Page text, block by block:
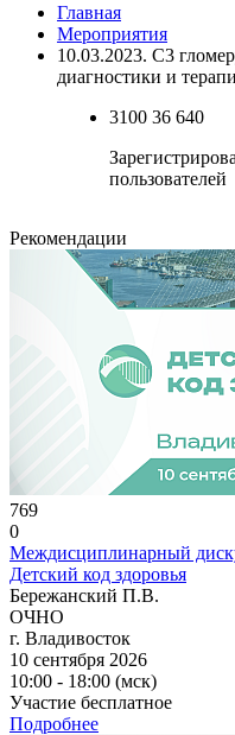
Главная
Мероприятия
10.03.2023. С3
диагностики и
3100 36 640
пользователей
Рекомендации
769
0
Междисциплинарный
Детский код здоровья
Бережанский П.В.
ОЧНО
г. Владивосток
10 сентября 2026
10:00 - 18:00 (мск)
Участие бесплатное
Подробнее